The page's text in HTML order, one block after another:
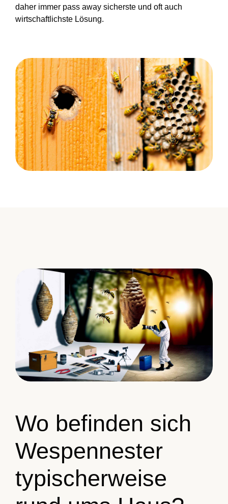
daher immer pass away sicherste und oft auch
wirtschaftlichste Lösung.
Wo befinden sich
Wespennester
typischerweise